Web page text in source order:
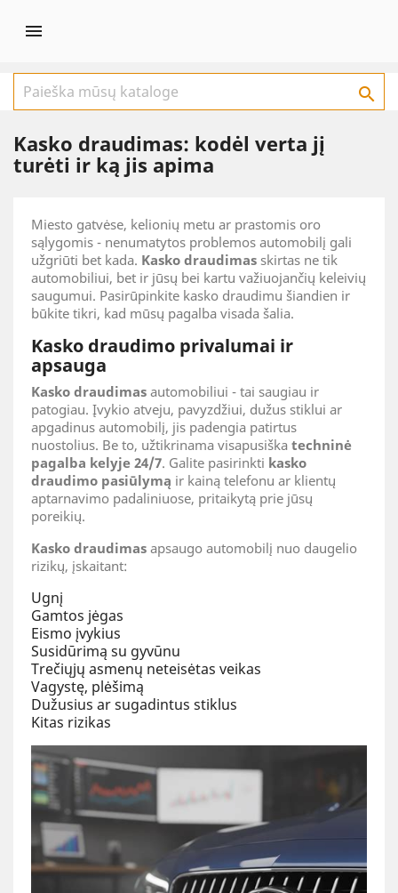


Kasko draudimas: kodėl verta jį
turėti ir ką jis apima
Miesto gatvėse, kelionių metu ar prastomis oro
sąlygomis - nenumatytos problemos automobilį gali
užgriūti bet kada. Kasko draudimas skirtas ne tik
automobiliui, bet ir jūsų bei kartu važiuojančių keleivių
saugumui. Pasirūpinkite kasko draudimu šiandien ir
būkite tikri, kad mūsų pagalba visada šalia.
Kasko draudimo privalumai ir
apsauga
Kasko draudimas automobiliui - tai saugiau ir
patogiau. Įvykio atveju, pavyzdžiui, dužus stiklui ar
apgadinus automobilį, jis padengia patirtus
nuostolius. Be to, užtikrinama visapusiška techninė
pagalba kelyje 24/7. Galite pasirinkti kasko
draudimo pasiūlymą ir kainą telefonu ar klientų
aptarnavimo padaliniuose, pritaikytą prie jūsų
poreikių.
Kasko draudimas apsaugo automobilį nuo daugelio
rizikų, įskaitant:
Ugnį
Gamtos jėgas
Eismo įvykius
Susidūrimą su gyvūnu
Trečiųjų asmenų neteisėtas veikas
Vagystę, plėšimą
Dužusius ar sugadintus stiklus
Kitas rizikas